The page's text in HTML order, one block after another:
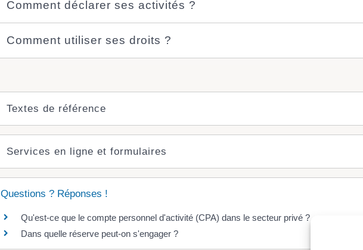
Comment déclarer ses activités ?
Comment utiliser ses droits ?
Textes de référence
Services en ligne et formulaires
Questions ? Réponses !
Qu'est-ce que le compte personnel d'activité (CPA) dans le secteur privé ?
Dans quelle réserve peut-on s'engager ?